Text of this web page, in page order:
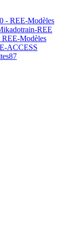
- REE-Modèles
REE
Modèles
ACCESS